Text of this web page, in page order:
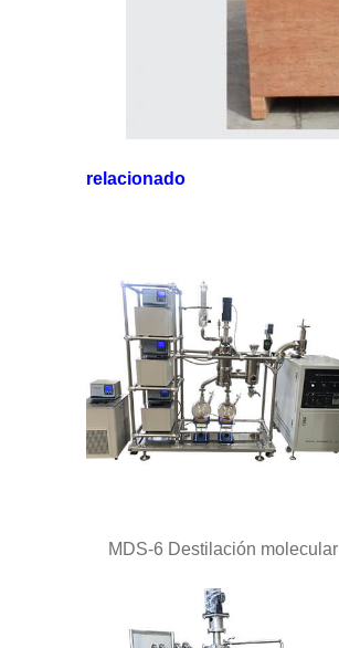
relacionado
MDS-6 Destilación molecular